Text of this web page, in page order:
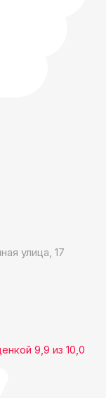
улица, 17
9,9 из 10,0